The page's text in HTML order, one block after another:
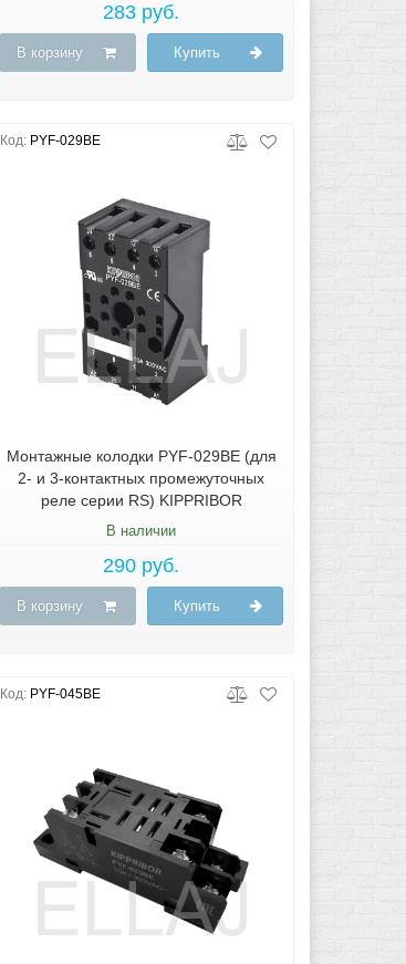
283 руб.
В корзину Купить
Код: PYF-029BE
Монтажные колодки PYF-029BE (для
2- и 3-контактных промежуточных
реле серии RS) KIPPRIBOR
В наличии
290 руб.
В корзину Купить
Код: PYF-045BE